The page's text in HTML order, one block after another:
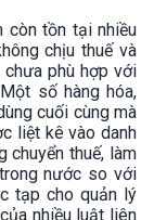
còn tồn tại nhiều
chịu thuế và
chưa phù hợp với
số hàng hóa,
cuối cùng mà
liệt kê vào danh
chuyển thuế, làm
nước so với
tạp cho quản lý
nhiều luật liên